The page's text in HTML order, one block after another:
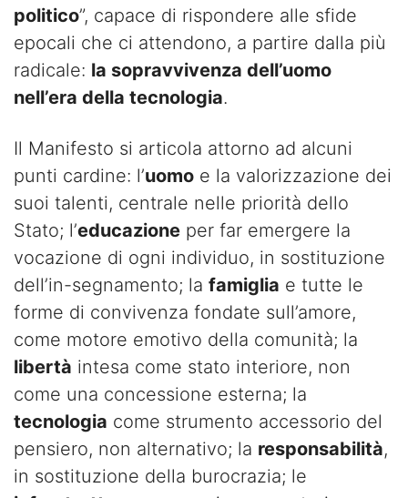
politico”, capace di rispondere alle sfide
epocali che ci attendono, a partire dalla più
radicale: la sopravvivenza dell’uomo
nell’era della tecnologia.
Il Manifesto si articola attorno ad alcuni
punti cardine: l’uomo e la valorizzazione dei
suoi talenti, centrale nelle priorità dello
Stato; l’educazione per far emergere la
vocazione di ogni individuo, in sostituzione
dell’in-segnamento; la famiglia e tutte le
forme di convivenza fondate sull’amore,
come motore emotivo della comunità; la
libertà intesa come stato interiore, non
come una concessione esterna; la
tecnologia come strumento accessorio del
pensiero, non alternativo; la responsabilità,
in sostituzione della burocrazia; le